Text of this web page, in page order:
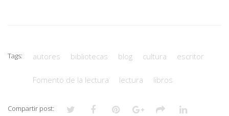
Tags: autores bibliotecas blog cultura escritor
Fomento de la lectura lectura libros
Compartir post: